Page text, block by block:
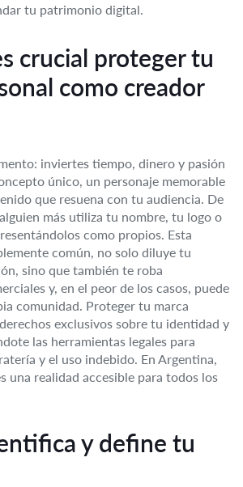
tu patrimonio digital.
crucial proteger tu
como creador
inviertes tiempo, dinero y pasión
único, un personaje memorable
que resuena con tu audiencia. De
más utiliza tu nombre, tu logo o
como propios. Esta
común, no solo diluye tu
sino que también te roba
y, en el peor de los casos, puede
comunidad. Proteger tu marca
exclusivos sobre tu identidad y
las herramientas legales para
y el uso indebido. En Argentina,
una realidad accesible para todos los
y define tu